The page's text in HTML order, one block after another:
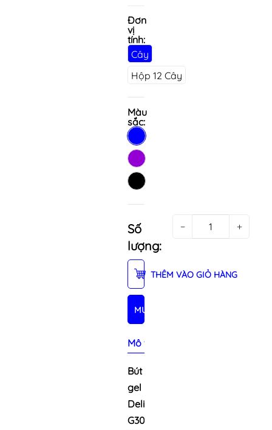
Đơn
vị
tính:
Cây
Hộp 12 Cây
Màu
sắc:
Số
lượng:
− +
THÊM VÀO GIỎ HÀNG
MUA NGAY
Mô tả sản phẩm
Bút
gel
Deli
G30